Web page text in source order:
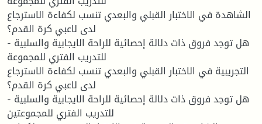
الشاهدة في الاختبار القبلي والبعدي تنسب لكفاءة الاسترجاع
لدى لاعبي كرة القدم؟
- هل توجد فروق ذات دلالة إحصائية للراحة الايجابية والسلبية
للتدريب الفتري للمجموعة
التجريبية في الاختبار القبلي والبعدي تنسب لكفاءة الاسترجاع
لدى لاعبي كرة القدم؟
- هل توجد فروق ذات دلالة إحصائية للراحة الايجابية والسلبية
للتدريب الفتري للمجموعتين